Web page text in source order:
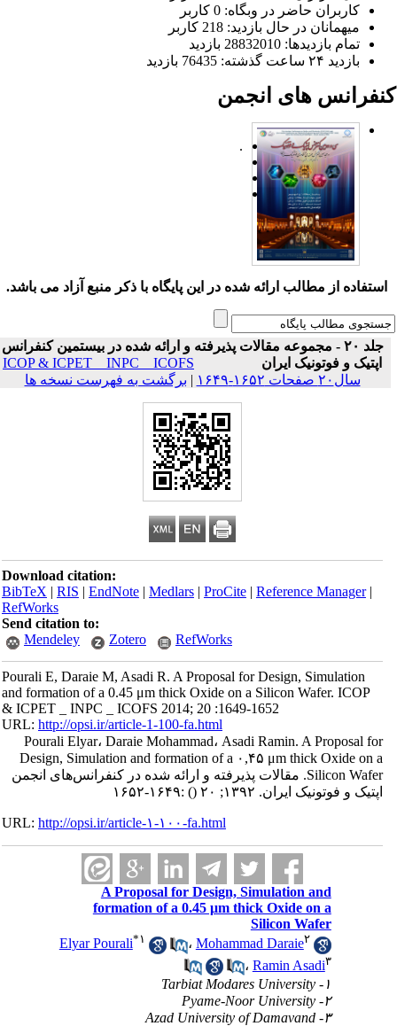
کاربران حاضر در وبگاه: 0 کاربر
میهمانان در حال بازدید: 218 کاربر
تمام بازدید‌ها: 28832010 بازدید
بازدید ۲۴ ساعت گذشته: 76435 بازدید
های انجمن
.
استفاده از مطالب ارائه شده در این پایگاه با ذکر منبع آزاد می باشد.
جلد ۲۰ - مجموعه مقالات پذیرفته و ارائه شده در بیستمین کنفرانس
اپتیک و فوتونیک ایران
ICOP & ICPET _ INPC _ ICOFS
سال۲۰ صفحات ۱۶۵۲-۱۶۴۹
| برگشت به فهرست نسخه ها
Download citation:
BibTeX|RIS|EndNote|Medlars|ProCite|Reference Manager
RefWorks
Send citation to:
Mendeley
Zotero RefWorks
Pourali E, Daraie M, Asadi R. A Proposal for Design, Simulation
and formation of a 0.45 μm thick Oxide on a Silicon Wafer. ICOP
& ICPET _ INPC _ ICOFS 2014; 20 :1649-1652
URL:http://opsi.ir/article-1-100-fa.html
Pourali Elyar، Daraie Mohammad، Asadi Ramin. A Proposal for
Design, Simulation and formation of a ۰,۴۵ μm thick Oxide on a
Silicon Wafer. مقالات پذیرفته و ارائه شده در کنفرانس‌های انجمن
اپتیک و فوتونیک ایران. ۱۳۹۲; ۲۰
() :۱۶۴۹-۱۶۵۲
URL:http://opsi.ir/article-۱-۱۰۰-fa.html
A Proposal for Design, Simulation and
formation of a 0.45 μm thick Oxide on a
Silicon Wafer
Elyar Pourali*۱ ،Mohammad Daraie۲
،Ramin Asadi